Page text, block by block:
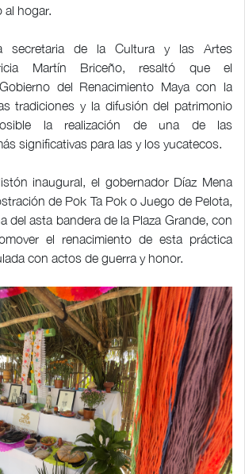
hogar.
secretaria de la Cultura y las Artes
Martín Briceño, resaltó que el
del Renacimiento Maya con la
tradiciones y la difusión del patrimonio
la realización de una de las
significativas para las y los yucatecos.
inaugural, el gobernador Díaz Mena
de Pok Ta Pok o Juego de Pelota,
del asta bandera de la Plaza Grande, con
el renacimiento de esta práctica
con actos de guerra y honor.